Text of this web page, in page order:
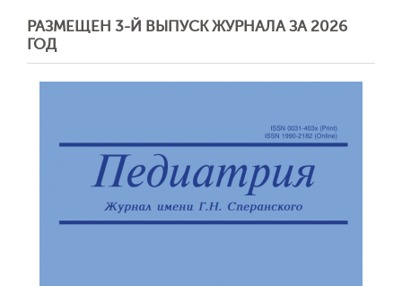
РАЗМЕЩЕН 3-Й ВЫПУСК ЖУРНАЛА ЗА 2026
ГОД